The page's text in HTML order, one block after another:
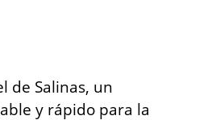
de Salinas, un
y rápido para la